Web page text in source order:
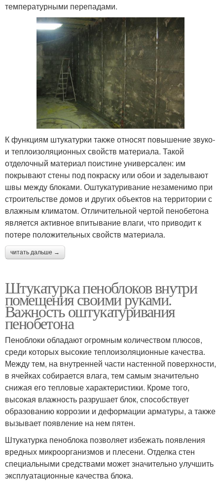
температурными перепадами.
К функциям штукатурки также относят повышение звуко-
и теплоизоляционных свойств материала. Такой
отделочный материал поистине универсален: им
покрывают стены под покраску или обои и заделывают
швы между блоками. Оштукатуривание незаменимо при
строительстве домов и других объектов на территории с
влажным климатом. Отличительной чертой пенобетона
является активное впитывание влаги, что приводит к
потере положительных свойств материала.
читать дальше →
Штукатурка пеноблоков внутри
помещения своими руками.
Важность оштукатуривания
пенобетона
Пеноблоки обладают огромным количеством плюсов,
среди которых высокие теплоизоляционные качества.
Между тем, на внутренней части настенной поверхности,
в ячейках собирается влага, тем самым значительно
снижая его тепловые характеристики. Кроме того,
высокая влажность разрушает блок, способствует
образованию коррозии и деформации арматуры, а также
вызывает появление на нем пятен.
Штукатурка пеноблока позволяет избежать появления
вредных микроорганизмов и плесени. Отделка стен
специальными средствами может значительно улучшить
эксплуатационные качества блока.